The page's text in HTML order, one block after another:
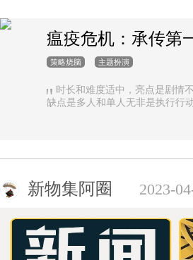
瘟疫危机：承传第
策略烧脑 主题扮演
时长和难度适中，亮点是剧情
缺点是多人和单人无非是执行行
新物集阿圈 2023-